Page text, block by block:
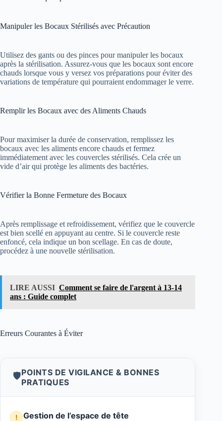
Manipuler les Bocaux Stérilisés avec Précaution
Utilisez des gants ou des pinces pour manipuler les bocaux
après la stérilisation. Assurez-vous que les bocaux sont encore
chauds lorsque vous y versez vos préparations pour éviter des
variations de température qui pourraient endommager le verre.
Remplir les Bocaux avec des Aliments Chauds
Pour maximiser la durée de conservation, remplissez les
bocaux avec les aliments encore chauds et fermez
immédiatement avec les couvercles stérilisés. Cela crée un
vide d’air qui protège les aliments des bactéries.
Vérifier la Bonne Fermeture des Bocaux
Après remplissage et refroidissement, vérifiez que le couvercle
est bien scellé en appuyant au centre. Si le couvercle reste
enfoncé, cela indique un bon scellage. En cas de doute,
procédez à une nouvelle stérilisation.
LIRE AUSSI Comment se faire de l'argent à 13-14
ans : Guide complet
Erreurs Courantes à Éviter
🛡️POINTS DE VIGILANCE & BONNES
PRATIQUES
! Gestion de l’espace de tête